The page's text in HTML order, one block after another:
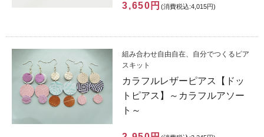
3,650円 (消費税込:4,015円)
組み合わせ自由自在、自分でつくるピア
スキット
カラフルレザーピアス【ドッ
トピアス】～カラフルアソー
ト～